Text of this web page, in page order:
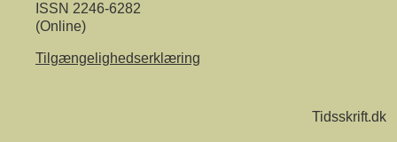
ISSN 2246-6282
(Online)
Tilgængelighedserklæring